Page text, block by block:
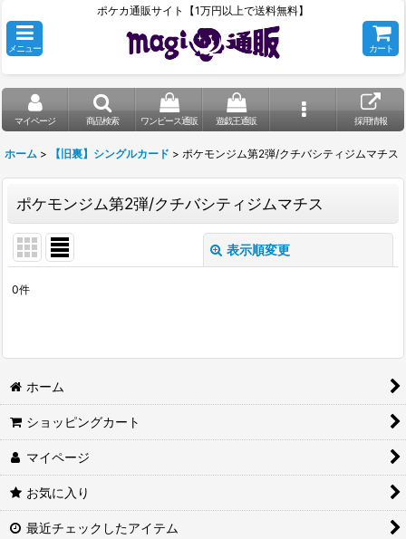
ポケカ通販サイト【1万円以上で送料無料】
メニュー カート
マイページ 商品検索 ワンピース通販 遊戯王通販 採用情報
ホーム > 【旧裏】シングルカード > ポケモンジム第2弾/クチバシティジムマチス
ポケモンジム第2弾/クチバシティジムマチス
表示順変更
並び順
0件
ホーム
ショッピングカート
マイページ
お気に入り
最近チェックしたアイテム